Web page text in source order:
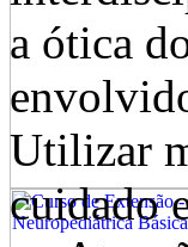
a ótica
Utilizar
cuidado